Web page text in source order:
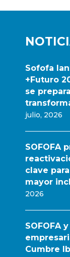
Sofofa
+Futuro
se
julio, 2026
SOFOFA
clave
mayor
2026
SOFOFA
Cumbre